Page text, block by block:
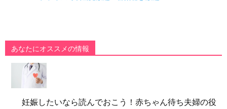
あなたにオススメの情報
妊娠したいなら読んでおこう！赤ちゃん待ち夫婦の役